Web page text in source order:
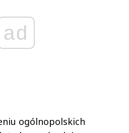
ad
ogólnopolskich